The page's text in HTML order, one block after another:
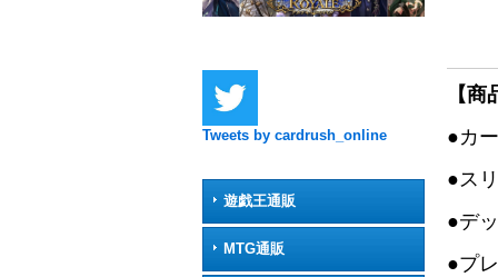
Tweets by cardrush_online
遊戯王通販
MTG通販
【
●カ
●ス
●デ
●プ